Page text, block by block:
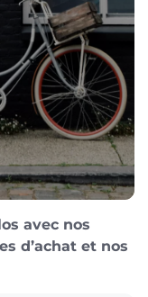
avec nos
d’achat et nos